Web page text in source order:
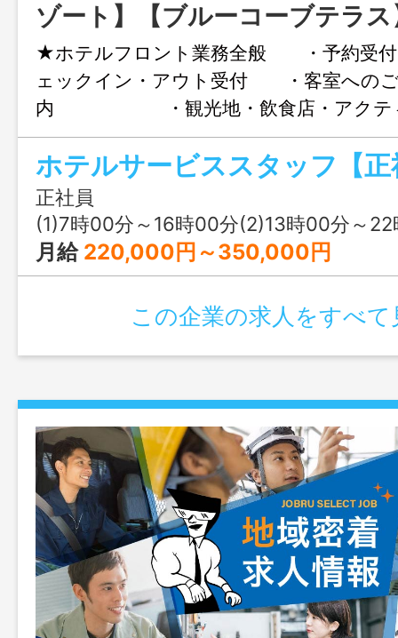
ゾート】【ブルーコーブテラス
★ホテルフロント業務全般 ・予約受付
ェックイン・アウト受付 ・客室への
内 ・観光地・飲食店・アクティ
サービス ★ホテルレストランのホール
務 ・お席へのご案内、受注、配膳・下
客 ・ホール美化等、付随する業務
お客様の送迎 ★備品、消耗品の在庫管
理 ＊業務内容変
変更なし
ホテルサービススタッフ【正
正社員
(1)7時00分～16時00分(2)13時00分～22時00分又は 7時 00分 ～
月給 220,000円～350,000円
この企業の求人をすべて